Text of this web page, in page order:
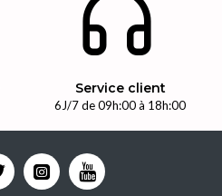
Service client
6J/7 de 09h:00 à 18h:00